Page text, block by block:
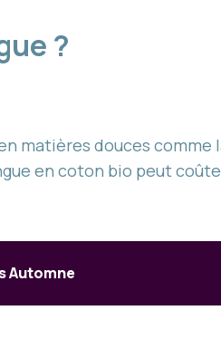
?
matières douces comme
en coton bio peut
Automne